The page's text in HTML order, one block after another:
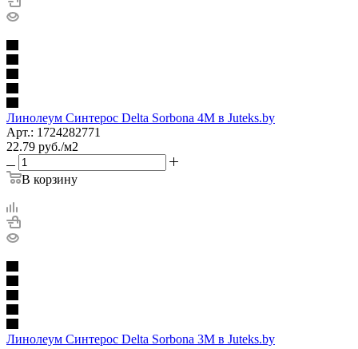
Линолеум Синтерос Delta Sorbona 4M в Juteks.by
Арт.: 1724282771
22.79 руб./м2
В корзину
Линолеум Синтерос Delta Sorbona 3M в Juteks.by